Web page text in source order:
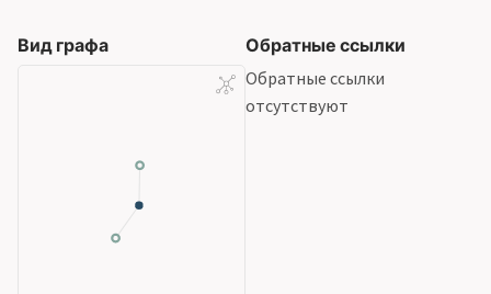
Вид графа
Обратные ссылки
Обратные ссылки
отсутствуют